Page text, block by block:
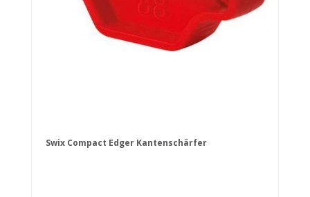
Swix Compact Edger Kantenschärfer